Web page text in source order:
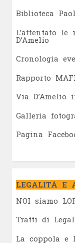
Biblioteca
L’attentato
D’Amelio
Cronologia
Rapporto
Via D’Amelio
Galleria
Pagina
LEGALITÀ E
NOI siamo
Tratti di
La coppola e